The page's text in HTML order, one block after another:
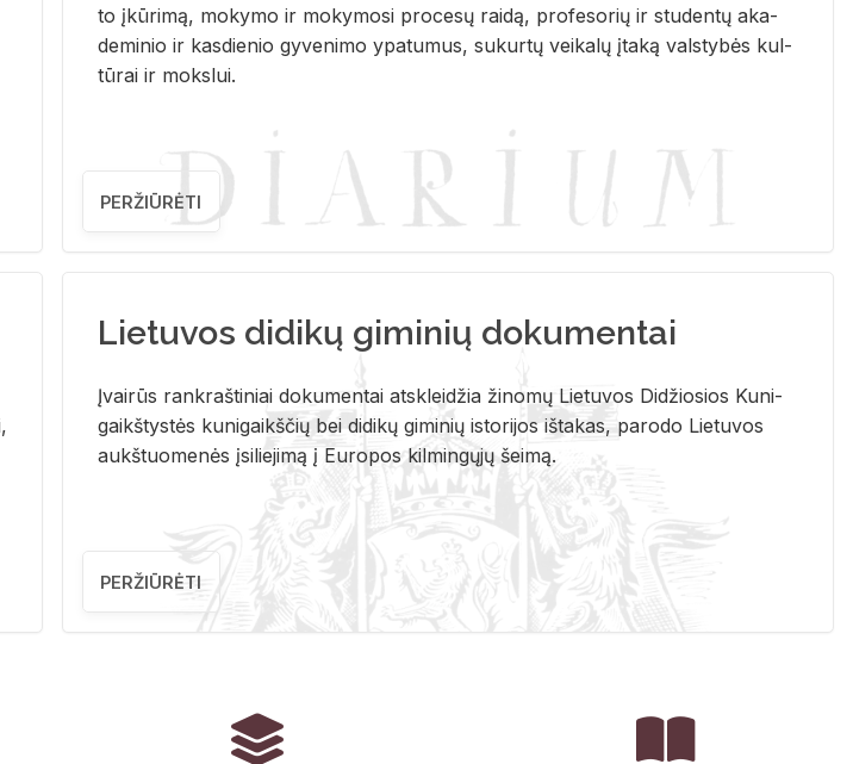
to įkū­ri­mą, mo­ky­mo ir mo­ky­mo­si pro­ce­sų rai­dą, pro­fe­so­rių ir stu­den­tų aka­
de­mi­nio ir kas­die­nio gy­ve­ni­mo ypa­tu­mus, su­kur­tų vei­ka­lų įta­ką vals­ty­bės kul­
tū­rai ir moks­lui.
PERŽIŪRĖTI
Lietuvos didikų giminių dokumentai
Įvai­rūs rank­raš­ti­niai do­ku­men­tai at­sklei­džia ži­no­mų Lie­tu­vos Di­džio­sios Ku­ni­
gaikš­tys­tės ku­ni­gaikš­čių bei di­di­kų gi­mi­nių is­to­ri­jos iš­ta­kas, pa­ro­do Lie­tu­vos
aukš­tuo­me­nės įsi­lie­ji­mą į Eu­ro­pos kil­min­gų­jų šei­mą.
PERŽIŪRĖTI